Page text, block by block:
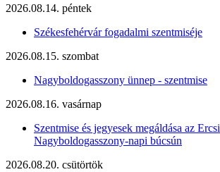
2026.08.14. péntek
Székesfehérvár fogadalmi szentmiséje
2026.08.15. szombat
Nagyboldogasszony ünnep - szentmise
2026.08.16. vasárnap
Szentmise és jegyesek megáldása az Ercsi
Nagyboldogasszony-napi búcsún
2026.08.20. csütörtök